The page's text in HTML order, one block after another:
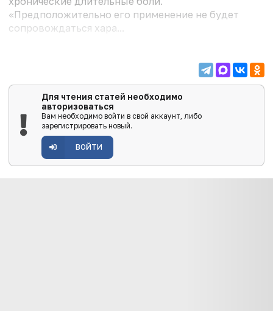
«Предположительно его применение не будет
сопровождаться хара...
Для чтения статей необходимо
авторизоваться
Вам необходимо войти в свой аккаунт, либо
зарегистрировать новый.
ВОЙТИ